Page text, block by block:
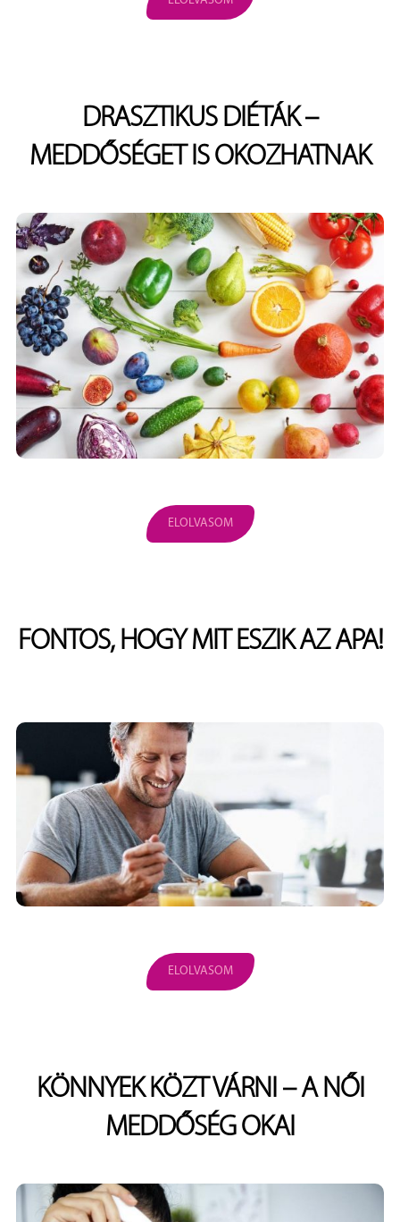
DRASZTIKUS DIÉTÁK –
MEDDŐSÉGET IS OKOZHATNAK
ELOLVASOM
FONTOS, HOGY MIT ESZIK AZ APA!
ELOLVASOM
KÖNNYEK KÖZT VÁRNI – A NŐI
MEDDŐSÉG OKAI